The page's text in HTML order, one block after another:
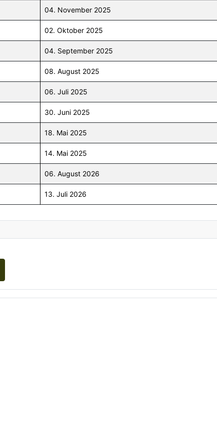
04. November 2025
02. Oktober 2025
04. September 2025
08. August 2025
06. Juli 2025
30. Juni 2025
18. Mai 2025
14. Mai 2025
06. August 2026
13. Juli 2026